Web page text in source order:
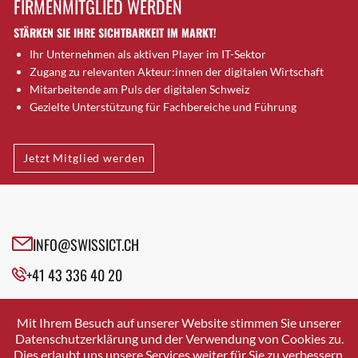
Brütten
Bubendorf
Bubikon
Buchs (SG)
Burgdorf
Bülach
Cazis
Cham
Davos Platz
Davos Platz 1
Dietikon
Dietlikon
FIRMENMITGLIED WERDEN
STÄRKEN SIE IHRE SICHTBARKEIT IM MARKT!
Ihr Unternehmen als aktiven Player im IT-Sektor
Zugang zu relevanten Akteur:innen der digitalen Wirtschaft
Mitarbeitende am Puls der digitalen Schweiz
Gezielte Unterstützung für Fachbereiche und Führung
Jetzt Mitglied werden
INFO@SWISSICT.CH
+41 43 336 40 20
SWISSICT
VULKANSTRASSE 120
8048 ZURICH
Mit Ihrem Besuch auf unserer Website stimmen Sie unserer
Datenschutzerklärung und der Verwendung von Cookies zu.
Dies erlaubt uns unsere Services weiter für Sie zu verbessern.